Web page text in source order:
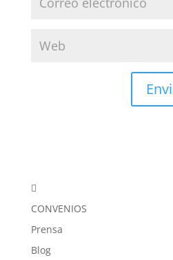

CONVENIOS
Prensa
Blog